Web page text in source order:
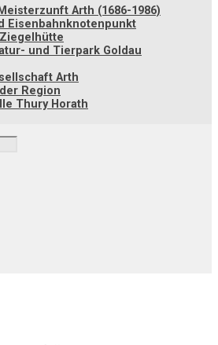
Arth (1686-1986)
Eisenbahnknotenpunkt
und Tierpark Goldau
Arth
Region
Thury Horath